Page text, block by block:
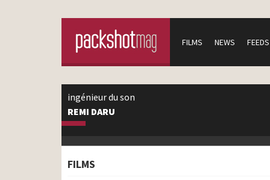
FILMS NEWS FEEDS
ingénieur du son
REMI DARU
FILMS